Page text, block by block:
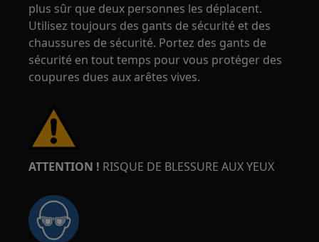
plus sûr que deux personnes les déplacent.
Utilisez toujours des gants de sécurité et des
chaussures de sécurité. Portez des gants de
sécurité en tout temps pour vous protéger des
coupures dues aux arêtes vives.
ATTENTION ! RISQUE DE BLESSURE AUX YEUX